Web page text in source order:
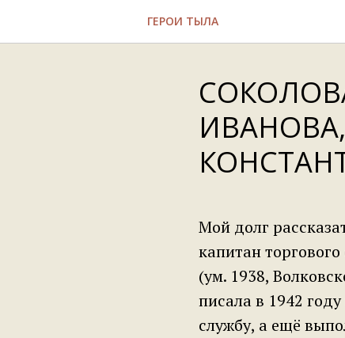
ГЕРОИ ТЫЛА
Мой долг
капитан
(ум. 1938,
писала в 1942
службу, а ещё